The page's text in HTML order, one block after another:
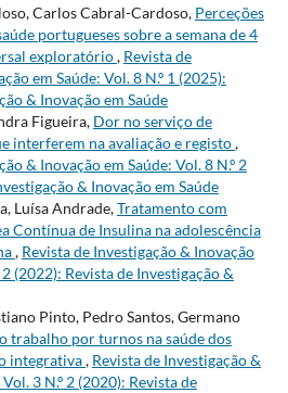
Carlos Cabral-Cardoso, Perceções
portugueses sobre a semana de 4
exploratório, Revista de
em Saúde: Vol. 8 N.º 1 (2025):
& Inovação em Saúde
Figueira, Dor no serviço de
interferem na avaliação e registo,
& Inovação em Saúde: Vol. 8 N.º 2
& Inovação em Saúde
Luísa Andrade,Tratamento com
Contínua de Insulina na adolescência
, Revista de Investigação & Inovação
2 (2022): Revista de Investigação &
Pinto, Pedro Santos, Germano
trabalho por turnos na saúde dos
integrativa, Revista de Investigação &
3 N.º 2 (2020): Revista de